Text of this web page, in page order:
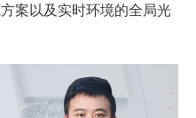
案以及实时环境的全局光